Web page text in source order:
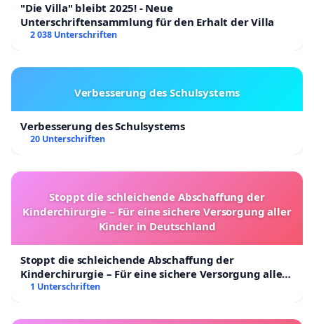
"Die Villa" bleibt 2025! - Neue
Unterschriftensammlung für den Erhalt der Villa
2 038 Unterschriften
Verbesserung des Schulsystems
Verbesserung des Schulsystems
20 Unterschriften
Stoppt die schleichende Abschaffung der
Kinderchirurgie – Für eine sichere Versorgung aller
Kinder in Deutschland
Stoppt die schleichende Abschaffung der
Kinderchirurgie – Für eine sichere Versorgung aller
Kinder in Deutschland
1 Unterschriften